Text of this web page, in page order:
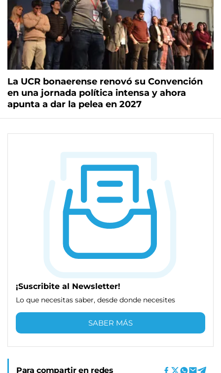
La UCR bonaerense renovó su Convención
en una jornada política intensa y ahora
apunta a dar la pelea en 2027
¡Suscribite al Newsletter!
Lo que necesitas saber, desde donde necesites
SABER MÁS
Para compartir en redes